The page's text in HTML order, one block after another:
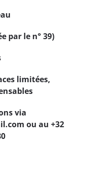
par le n° 39)
limitées,
via
ou au +32